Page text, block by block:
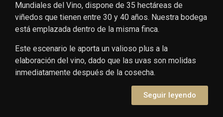
Mundiales del Vino, dispone de 35 hectáreas de
viñedos que tienen entre 30 y 40 años. Nuestra bodega
está emplazada dentro de la misma finca.
Este escenario le aporta un valioso plus a la
elaboración del vino, dado que las uvas son molidas
inmediatamente después de la cosecha.
Seguir leyendo